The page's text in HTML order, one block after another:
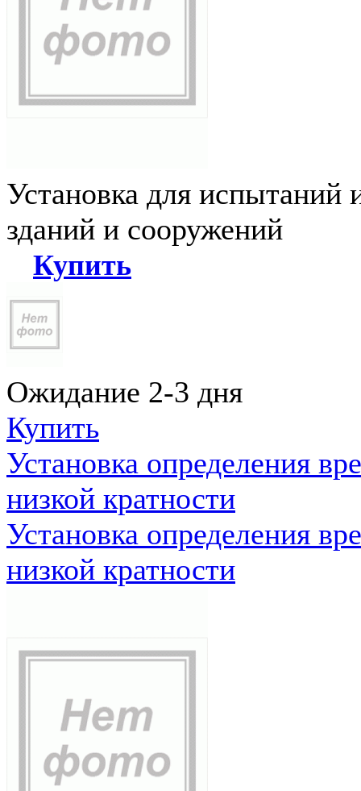
Установка для испытаний
зданий и сооружений
Купить
Ожидание 2-3 дня
Купить
Установка определения
низкой кратности
Установка определения
низкой кратности